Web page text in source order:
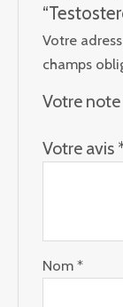
Votre
champs
Votre note
Votre avis
Nom*